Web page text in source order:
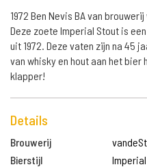
1972 Ben Nevis BA van
Deze zoete Imperial Stout is
uit 1972. Deze vaten zijn na 45
van whisky en hout aan het bier
klapper!
Details
Brouwerij
Bierstijl